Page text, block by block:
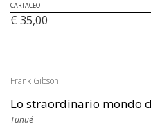
CARTACEO
€ 35,00
Frank Gibson
Lo straordinario mondo
Tunué